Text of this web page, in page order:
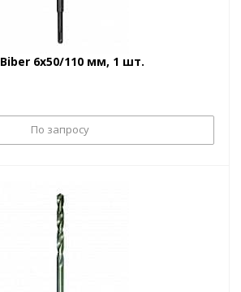
6х50/110 мм, 1 шт.
По запросу